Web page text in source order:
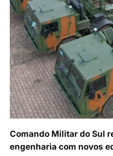
Comando Militar do Sul
engenharia com novos